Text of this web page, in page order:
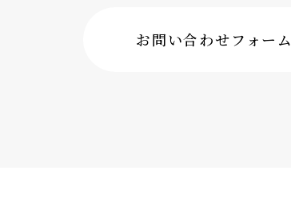
お問い合わせフォーム